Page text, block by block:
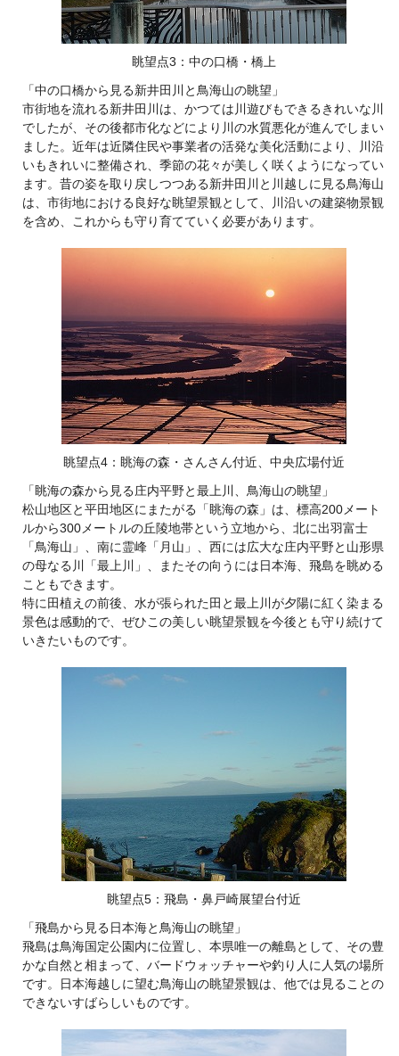
眺望点3：中の口橋・橋上
「中の口橋から見る新井田川と鳥海山の眺望」
市街地を流れる新井田川は、かつては川遊びもできるきれいな川
でしたが、その後都市化などにより川の水質悪化が進んでしまい
ました。近年は近隣住民や事業者の活発な美化活動により、川沿
いもきれいに整備され、季節の花々が美しく咲くようになってい
ます。昔の姿を取り戻しつつある新井田川と川越しに見る鳥海山
は、市街地における良好な眺望景観として、川沿いの建築物景観
を含め、これからも守り育てていく必要があります。
眺望点4：眺海の森・さんさん付近、中央広場付近
「眺海の森から見る庄内平野と最上川、鳥海山の眺望」
松山地区と平田地区にまたがる「眺海の森」は、標高200メート
ルから300メートルの丘陵地帯という立地から、北に出羽富士
「鳥海山」、南に霊峰「月山」、西には広大な庄内平野と山形県
の母なる川「最上川」、またその向うには日本海、飛島を眺める
こともできます。
特に田植えの前後、水が張られた田と最上川が夕陽に紅く染まる
景色は感動的で、ぜひこの美しい眺望景観を今後とも守り続けて
いきたいものです。
眺望点5：飛島・鼻戸崎展望台付近
「飛島から見る日本海と鳥海山の眺望」
飛島は鳥海国定公園内に位置し、本県唯一の離島として、その豊
かな自然と相まって、バードウォッチャーや釣り人に人気の場所
です。日本海越しに望む鳥海山の眺望景観は、他では見ることの
できないすばらしいものです。